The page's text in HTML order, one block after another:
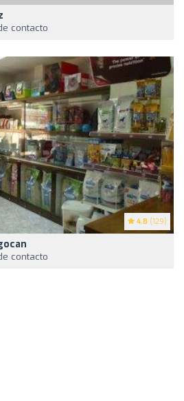
contacto
4.8 (129)
contacto